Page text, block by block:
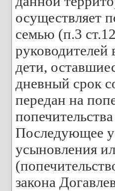
осуществляет
семью (п.3
дети,
дневный срок
передан на
Последующее
усыновления
закона